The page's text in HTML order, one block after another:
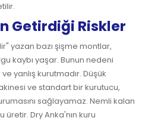
Getirdiği Riskler
yazan bazı şişme montlar,
kaybı yaşar. Bunun nedeni
yanlış kurutmadır. Düşük
ve standart bir kurutucu,
sağlayamaz. Nemli kalan
Dry Anka'nın kuru